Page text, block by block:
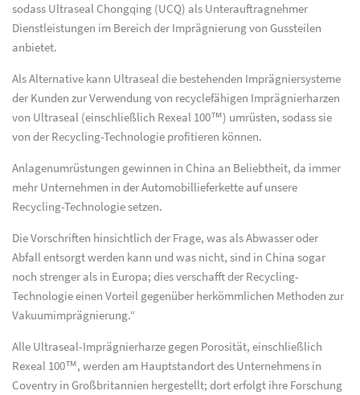
sodass Ultraseal Chongqing (UCQ) als Unterauftragnehmer
Dienstleistungen im Bereich der Imprägnierung von Gussteilen
anbietet.
Als Alternative kann Ultraseal die bestehenden Imprägniersysteme
der Kunden zur Verwendung von recyclefähigen Imprägnierharzen
von Ultraseal (einschließlich Rexeal 100™) umrüsten, sodass sie
von der Recycling-Technologie profitieren können.
Anlagenumrüstungen gewinnen in China an Beliebtheit, da immer
mehr Unternehmen in der Automobillieferkette auf unsere
Recycling-Technologie setzen.
Die Vorschriften hinsichtlich der Frage, was als Abwasser oder
Abfall entsorgt werden kann und was nicht, sind in China sogar
noch strenger als in Europa; dies verschafft der Recycling-
Technologie einen Vorteil gegenüber herkömmlichen Methoden zur
Vakuumimprägnierung.“
Alle Ultraseal-Imprägnierharze gegen Porosität, einschließlich
Rexeal 100™, werden am Hauptstandort des Unternehmens in
Coventry in Großbritannien hergestellt; dort erfolgt ihre Forschung